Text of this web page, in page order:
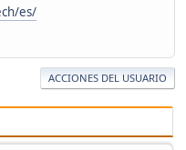
es/
ACCIONES DEL USUARIO